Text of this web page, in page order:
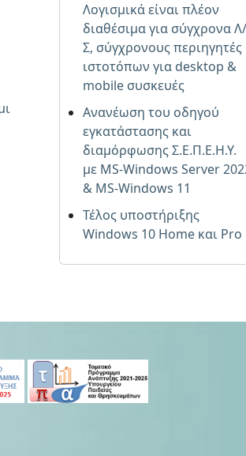
Λογισμικά είναι πλέον
διαθέσιμα για σύγχρονα Λ/
Σ, σύγχρονους περιηγητές
ιστοτόπων για desktop &
mobile συσκευές
Ανανέωση του οδηγού
εγκατάστασης και
διαμόρφωσης Σ.Ε.Π.Ε.Η.Υ.
με MS-Windows Server
& MS-Windows 11
Τέλος υποστήριξης
Windows 10 Home και Pro